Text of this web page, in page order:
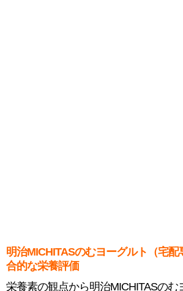
明治MICHITASのむヨーグルト（宅
合的な栄養評価
栄養素の観点から明治MICHITASのむ